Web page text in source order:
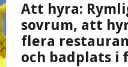
Att hyra:
sovrum, att
flera
och badplats i